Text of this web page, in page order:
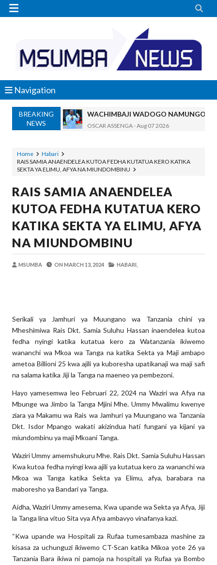
 
Navigation
BREAKING
NEWS
WACHIMBAJI WADOGO NAMUNGO
OSCAR ASSENGA-Aug 07 2026
WASIRA AWAPONGEZA NA
AKWILAPO ATOA WITO ELIMU,
MSUMBA -Aug 07 2026
UTALII KIDIJITALI NDIO HABARI YA
MSUMBA-Aug 07 2026
MSUMBA - Aug 07 2026
Alex Sonna Aug 07 2026
WAZIRI NANAUKA AIPONGEZA
Unknown-Aug 07 2026
Home
Habari
RAIS SAMIA ANAENDELEA KUTOA FEDHA KUTATUA KERO KATIKA
SEKTA YA ELIMU, AFYA NA MIUNDOMBINU
RAIS SAMIA ANAENDELEA
KUTOA FEDHA KUTATUA KERO
KATIKA SEKTA YA ELIMU, AFYA
NA MIUNDOMBINU
MSUMBA ON MARCH 13, 2024 HABARI,
Serikali ya Jamhuri ya Muungano wa Tanzania chini ya
Mheshimiwa Rais Dkt. Samia Suluhu Hassan inaendelea kutoa
fedha nyingi katika kutatua kero za Watanzania ikiwemo
wananchi wa Mkoa wa Tanga na katika Sekta ya Maji ambapo
ametoa Billioni 25 kwa ajili ya kuboresha upatikanaji wa maji safi
na salama katika Jiji la Tanga na maeneo ya pembezoni.
Hayo yamesemwa leo Februari 22, 2024 na Waziri wa Afya na
Mbunge wa Jimbo la Tanga Mjini Mhe. Ummy Mwalimu kwenye
ziara ya Makamu wa Rais wa Jamhuri ya Muungano wa Tanzania
Dkt. Isdor Mpango wakati akizindua hati fungani ya kijani ya
miundombinu ya maji Mkoani Tanga.
Waziri Ummy amemshukuru Mhe. Rais Dkt. Samia Suluhu Hassan
Kwa kutoa fedha nyingi kwa ajili ya kutatua kero za wananchi wa
Mkoa wa Tanga katika Sekta ya Elimu, afya, barabara na
maboresho ya Bandari ya Tanga.
Aidha, Waziri Ummy amesema, Kwa upande wa Sekta ya Afya, Jiji
la Tanga lina vituo Sita vya Afya ambavyo vinafanya kazi.
“Kwa upande wa Hospitali za Rufaa tumesambaza mashine za
kisasa za uchunguzi ikiwemo CT-Scan katika Mikoa yote 26 ya
Tanzania Bara ikiwa ni pamoja na hospitali ya Rufaa ya Bombo